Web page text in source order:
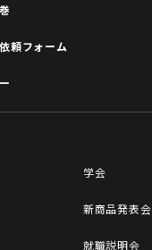
頼フォーム
学会
新商品発表会
就職説明会